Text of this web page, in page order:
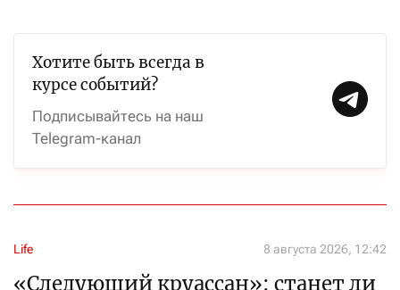
Хотите быть всегда в
курсе событий?
Подписывайтесь на наш
Telegram-канал
Life 8 августа 2026, 12:42
«Следующий круассан»: станет ли